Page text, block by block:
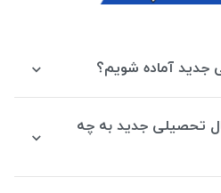
جدید آماده شویم؟
تحصیلی جدید به چه